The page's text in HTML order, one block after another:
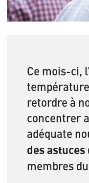
Ce mois-ci,
retordre à
concentrer
adéquate
des astuces
membres